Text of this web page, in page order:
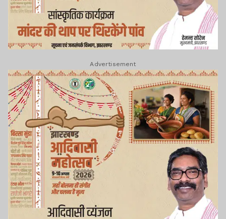
Advertisement